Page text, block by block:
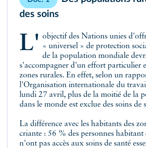
des soins
L'objectif des Nations unies d'offrir un socle
« universel » de protection
de la population mondiale
s'accompagner d'un effort particulier
zones rurales. En effet, selon un
l'Organisation internationale du
lundi 27 avril, plus de la moitié de la
dans le monde est exclue des soins de
La différence avec les habitants des
criante : 56 % des personnes habitant
n'ont pas accès aux soins de santé